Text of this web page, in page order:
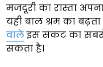
मजदूरी का रास्ता
यही बाल श्रम का बढ़ता
वालेइस संकट का सबसे
सकता है।